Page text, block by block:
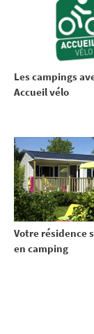
Les campings
Accueil vélo
Votre résidence
en camping